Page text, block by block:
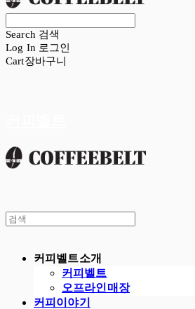
Search 검색
Log In 로그인
Cart장바구니
커피벨트소개
커피벨트
오프라인매장
커피이야기